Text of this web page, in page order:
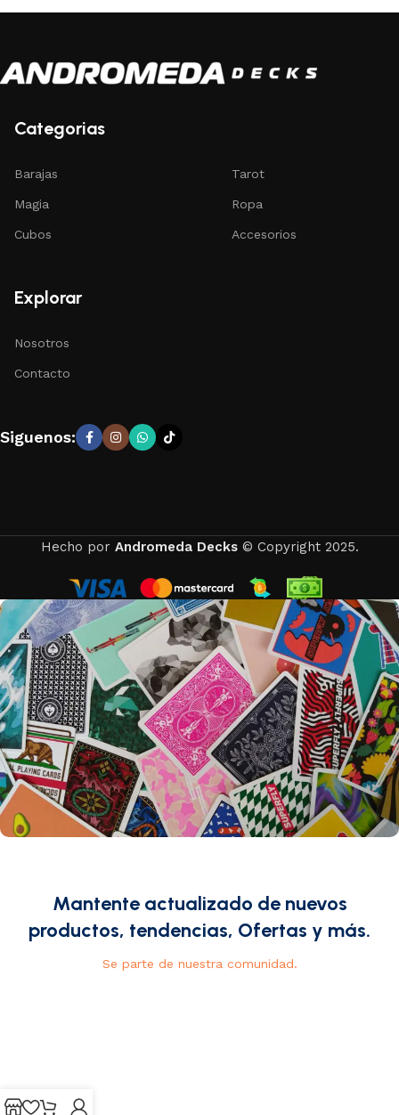
Categorias
Barajas
Magia
Cubos
Tarot
Ropa
Accesorios
Explorar
Nosotros
Contacto
Siguenos:
Hecho por Andromeda Decks© Copyright 2025.
Mantente actualizado de nuevos
productos, tendencias, Ofertas y más.
Se parte de nuestra comunidad.